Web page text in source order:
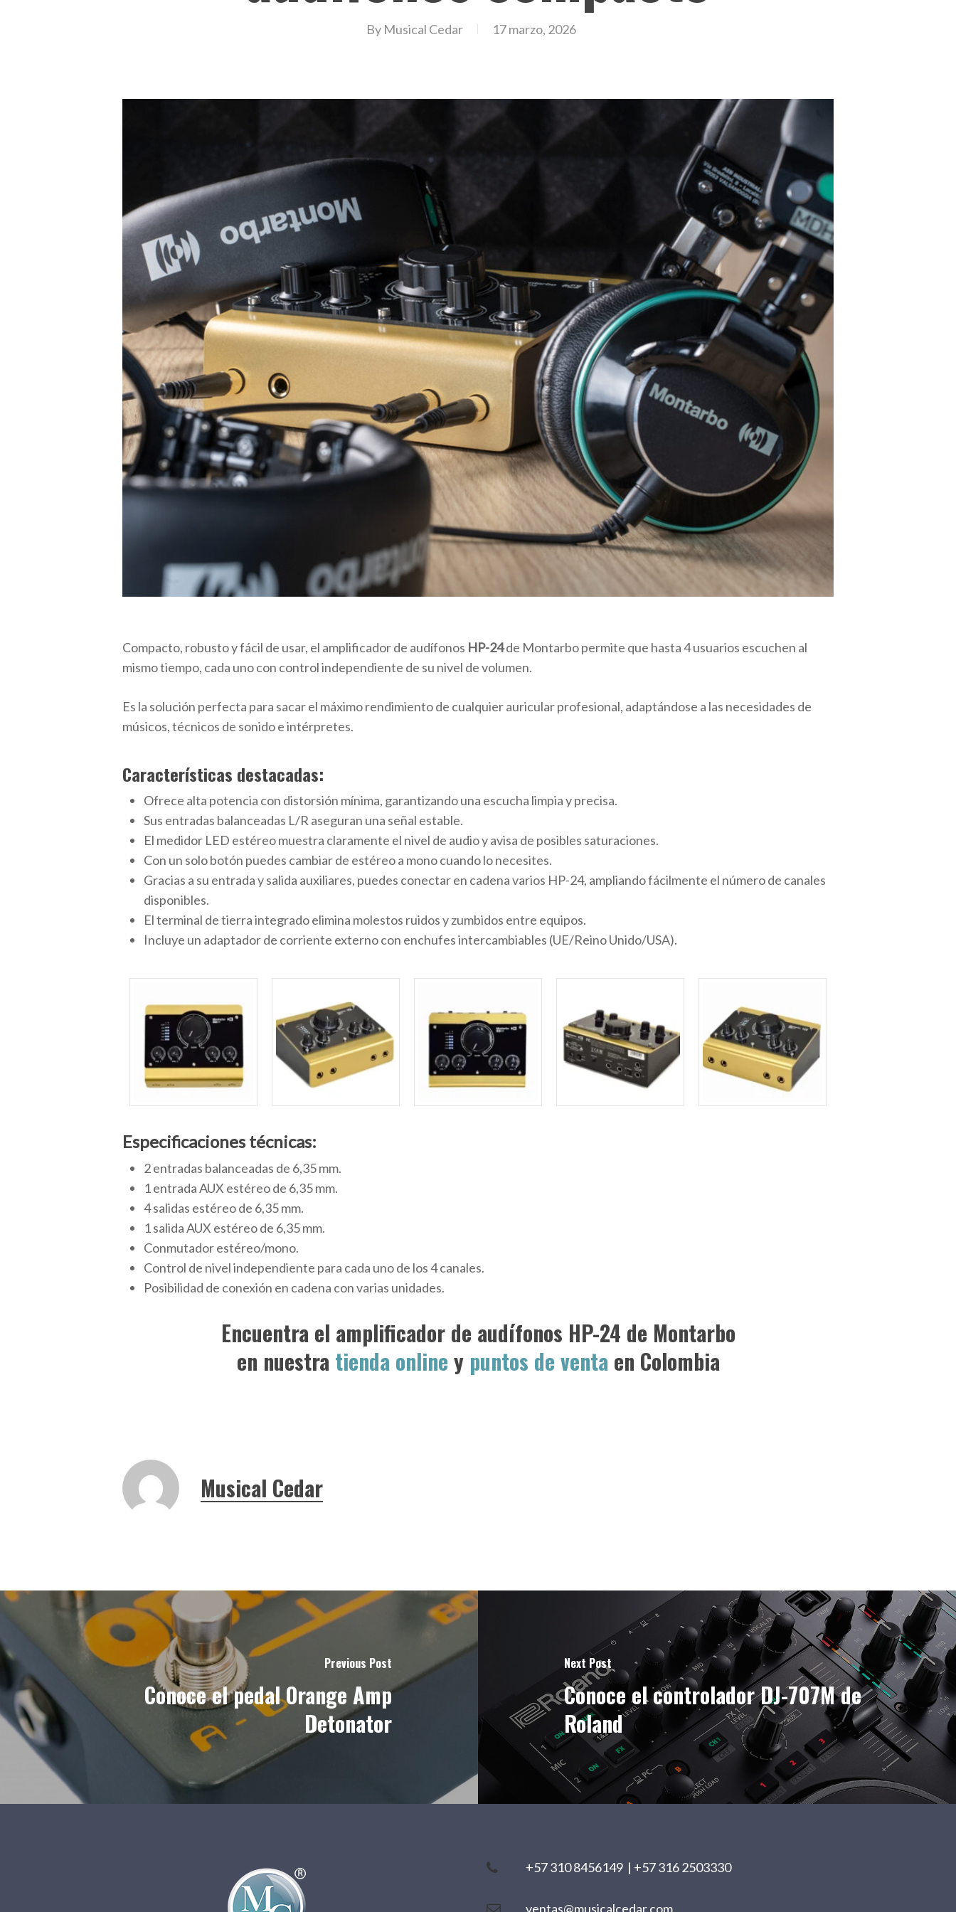
By Musical Cedar 17 marzo, 2026
Compacto, robusto y fácil de usar, el amplificador de audífonos HP-24de Montarbo permite que hasta 4 usuarios escuchen al
mismo tiempo, cada uno con control independiente de su nivel de volumen.
Es la solución perfecta para sacar el máximo rendimiento de cualquier auricular profesional, adaptándose a las necesidades de
músicos, técnicos de sonido e intérpretes.
Características destacadas:
Ofrece alta potencia con distorsión mínima, garantizando una escucha limpia y precisa.
Sus entradas balanceadas L/R aseguran una señal estable.
El medidor LED estéreo muestra claramente el nivel de audio y avisa de posibles saturaciones.
Con un solo botón puedes cambiar de estéreo a mono cuando lo necesites.
Gracias a su entrada y salida auxiliares, puedes conectar en cadena varios HP-24, ampliando fácilmente el número de canales
disponibles.
El terminal de tierra integrado elimina molestos ruidos y zumbidos entre equipos.
Incluye un adaptador de corriente externo con enchufes intercambiables (UE/Reino Unido/USA).
Especificaciones técnicas:
2 entradas balanceadas de 6,35 mm.
1 entrada AUX estéreo de 6,35 mm.
4 salidas estéreo de 6,35 mm.
1 salida AUX estéreo de 6,35 mm.
Conmutador estéreo/mono.
Control de nivel independiente para cada uno de los 4 canales.
Posibilidad de conexión en cadena con varias unidades.
Encuentra el amplificador de audífonos HP-24 de Montarbo
en nuestratienda online y puntos de ventaen Colombia
Musical Cedar
Previous Post
Conoce el pedal Orange Amp
Detonator
Next Post
Conoce el controlador DJ-707M de
Roland
+57 310 8456149 | +57 316 2503330
ventas@musicalcedar.com